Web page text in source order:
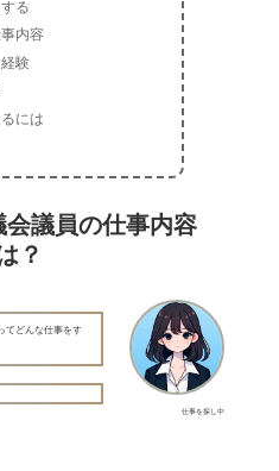
る
内容
験
には
議員の仕事内容
？
仕事を探し中
てどんな仕事をす